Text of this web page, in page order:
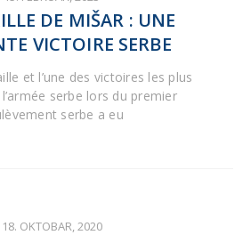
DE MIŠAR : UNE
VICTOIRE SERBE
et l’une des victoires les plus
serbe lors du premier
serbe a eu
18. OKTOBAR, 2020